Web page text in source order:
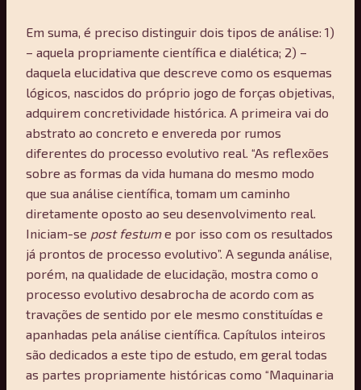
Em suma, é preciso distinguir dois tipos de análise: 1)
– aquela propriamente científica e dialética; 2) –
daquela elucidativa que descreve como os esquemas
lógicos, nascidos do próprio jogo de forças objetivas,
adquirem concretividade histórica. A primeira vai do
abstrato ao concreto e envereda por rumos
diferentes do processo evolutivo real. “As reflexões
sobre as formas da vida humana do mesmo modo
que sua análise científica, tomam um caminho
diretamente oposto ao seu desenvolvimento real.
Iniciam-se post festume por isso com os resultados
já prontos de processo evolutivo”. A segunda análise,
porém, na qualidade de elucidação, mostra como o
processo evolutivo desabrocha de acordo com as
travações de sentido por ele mesmo constituídas e
apanhadas pela análise científica. Capítulos inteiros
são dedicados a este tipo de estudo, em geral todas
as partes propriamente históricas como “Maquinaria